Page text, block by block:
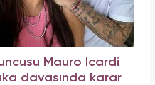
Mauro Icardi
davasında karar